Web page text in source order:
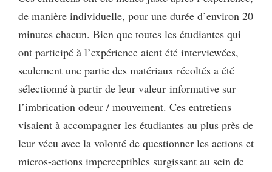
de manière individuelle, pour une durée d’environ 20
minutes chacun. Bien que toutes les étudiantes qui
ont participé à l’expérience aient été interviewées,
seulement une partie des matériaux récoltés a été
sélectionné à partir de leur valeur informative sur
l’imbrication odeur / mouvement. Ces entretiens
visaient à accompagner les étudiantes au plus près de
leur vécu avec la volonté de questionner les actions et
micros-actions imperceptibles surgissant au sein de